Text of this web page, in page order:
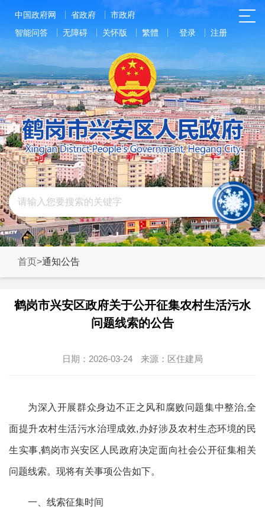
中国政府网 省政府
市政府
智能问答
无障碍 关怀版 繁體 登录 注册
首页>通知公告
鹤岗市兴安区政府关于公开征集农村生活污水
问题线索的公告
日期：2026-03-24 来源： 区住建局
为深入开展群众身边不正之风和腐败问题集中整治,全
面提升农村生活污水治理成效,办好涉及农村生态环境的民
生实事,鹤岗市兴安区人民政府决定面向社会公开征集相关
问题线索。现将有关事项公告如下。
一、线索征集时间